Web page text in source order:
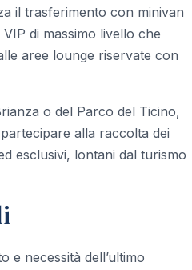
il trasferimento con minivan
di massimo livello che
aree lounge riservate con
o del Parco del Ticino,
alla raccolta dei
esclusivi, lontani dal turismo
e necessità dell’ultimo